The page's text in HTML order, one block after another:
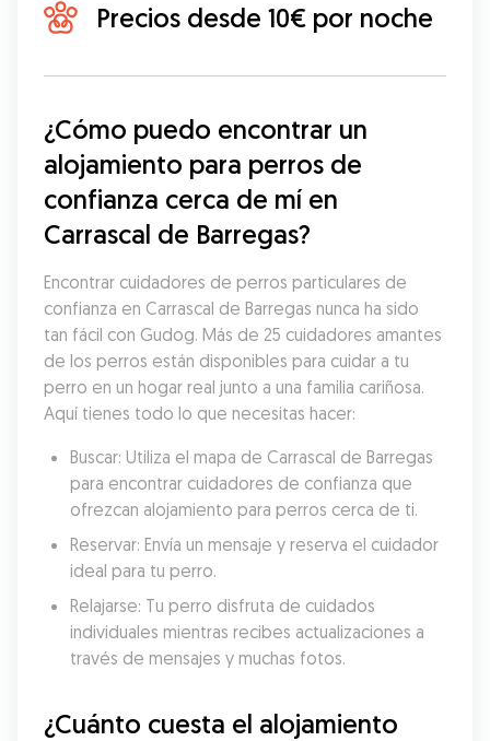
Precios desde 10€ por noche
¿Cómo puedo encontrar un
alojamiento para perros de
confianza cerca de mí en
Carrascal de Barregas?
Encontrar cuidadores de perros particulares de
confianza en Carrascal de Barregas nunca ha sido
tan fácil con Gudog. Más de 25 cuidadores amantes
de los perros están disponibles para cuidar a tu
perro en un hogar real junto a una familia cariñosa.
Aquí tienes todo lo que necesitas hacer:
Buscar: Utiliza el mapa de Carrascal de Barregas
para encontrar cuidadores de confianza que
ofrezcan alojamiento para perros cerca de ti.
Reservar: Envía un mensaje y reserva el cuidador
ideal para tu perro.
Relajarse: Tu perro disfruta de cuidados
individuales mientras recibes actualizaciones a
través de mensajes y muchas fotos.
¿Cuánto cuesta el alojamiento